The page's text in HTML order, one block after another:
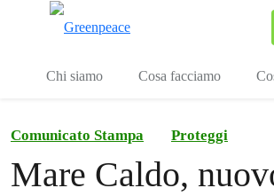
Chi siamo Cosa facciamo
Comunicato Stampa Proteggi
Mare Caldo,